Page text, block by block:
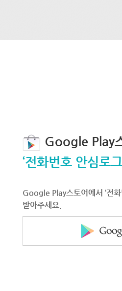
Google Play
‘전화번호 안심로
Google Play스토어에서 ‘전
받아주세요.